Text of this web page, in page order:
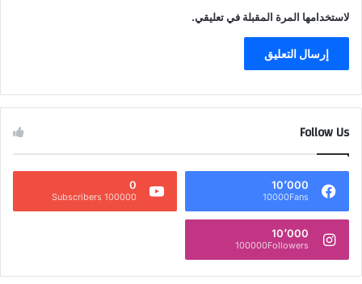
لاستخدامها المرة المقبلة في تعليقي.
Follow Us
10٬000
10000Fans
0
100000 Subscribers
10٬000
100000Followers